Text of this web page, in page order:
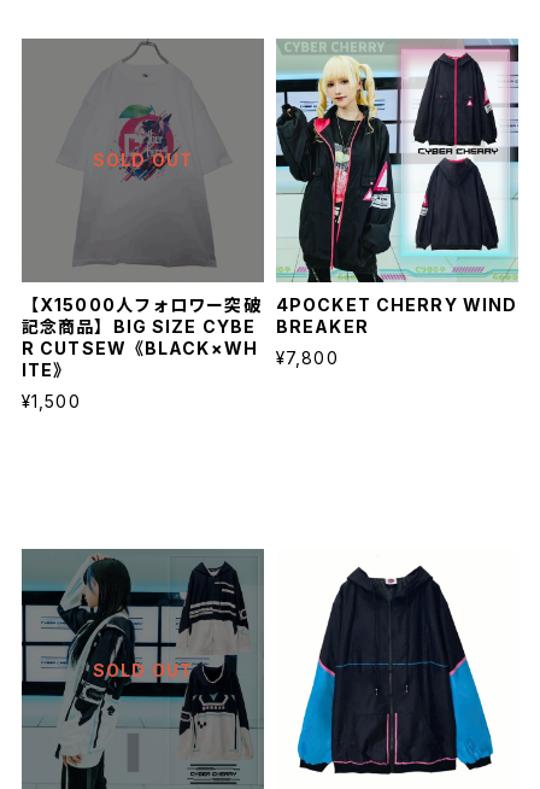
SOLD OUT
【X15000人フォロワー突破
記念商品】BIG SIZE CYBE
R CUTSEW《BLACK×WH
ITE》
¥1,500
4POCKET CHERRY WIND
BREAKER
¥7,800
SOLD OUT